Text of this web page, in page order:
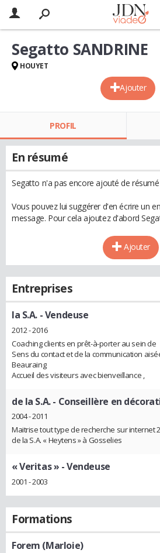
Ajouter
Segatto SANDRINE
HOUYET
PROFIL
En résumé
Segatto n'a pas encore ajouté de
Vous pouvez lui suggérer d'en écrire un
message. Pour cela ajoutez d'abord
Ajouter
Entreprises
la S.A. - Vendeuse
2012 - 2016
Coaching clients en prêt-à-porter au sein de
Sens du contact et de la communication
Beauraing
Accueil des visiteurs avec bienveillance ,
de la S.A.- Conseillère en
2004 - 2011
Maitrise tout type de recherche sur internet
de la S.A. « Heytens » à Gosselies
« Veritas » - Vendeuse
2001 - 2003
Formations
Forem (Marloie)